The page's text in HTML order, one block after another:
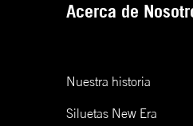
Acerca de
Nuestra historia
Siluetas New Era